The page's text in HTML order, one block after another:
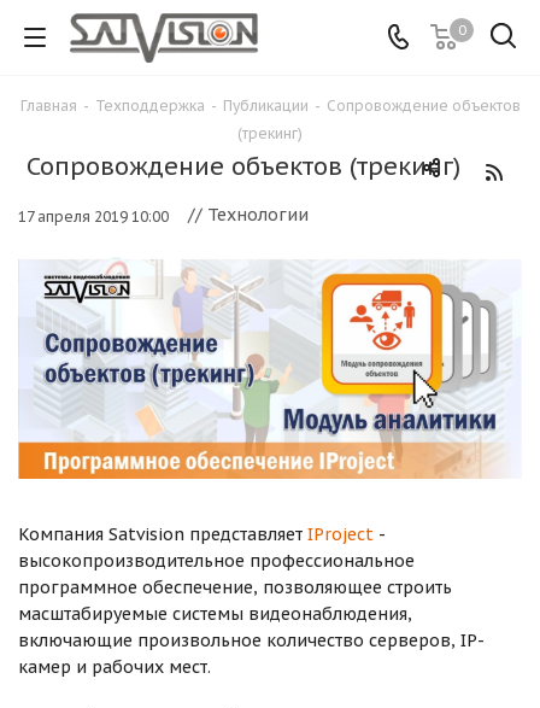
0
Главная - Техподдержка - Публикации - Сопровождение объектов
(трекинг)
Сопровождение объектов (трекинг)
17 апреля 2019 10:00 // Технологии
Компания Satvision представляет IProject -
высокопроизводительное профессиональное
программное обеспечение, позволяющее строить
масштабируемые системы видеонаблюдения,
включающие произвольное количество серверов, IP-
камер и рабочих мест.